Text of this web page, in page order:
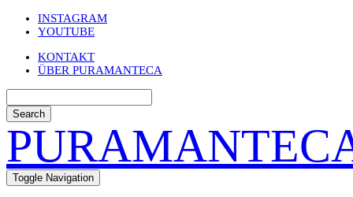
Skip
INSTAGRAM
YOUTUBE
KONTAKT
ÜBER PURAMANTECA
Search
Toggle Navigation